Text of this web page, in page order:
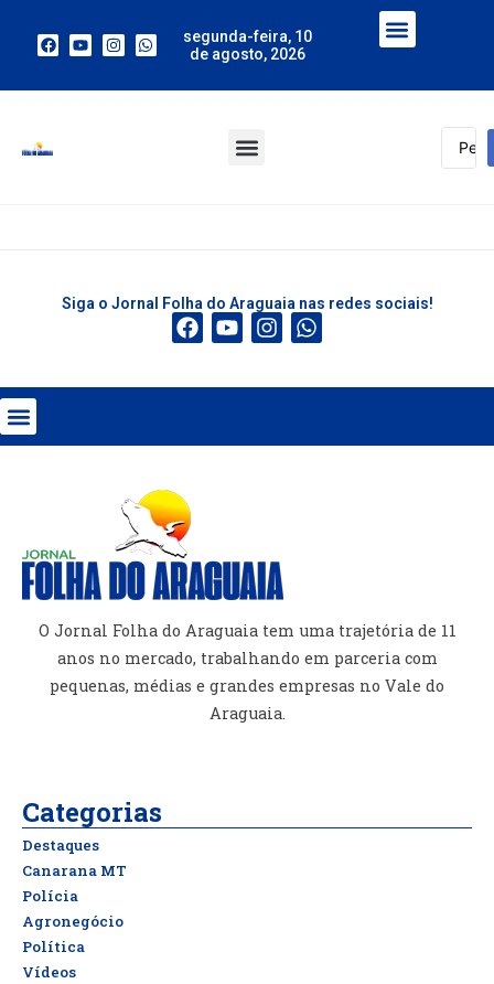
segunda-feira, 10
de agosto, 2026
Siga o Jornal Folha do Araguaia nas redes sociais!
O Jornal Folha do Araguaia tem uma trajetória de 11
anos no mercado, trabalhando em parceria com
pequenas, médias e grandes empresas no Vale do
Araguaia.
Categorias
Destaques
Canarana MT
Polícia
Agronegócio
Política
Vídeos